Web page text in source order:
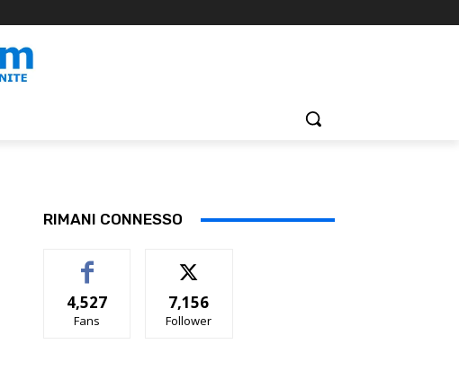
RIMANI CONNESSO
4,527
Fans
7,156
Follower